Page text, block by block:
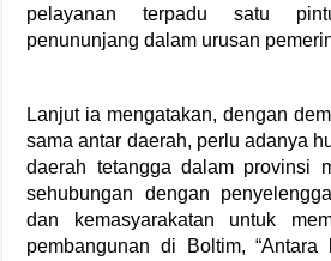
pelayanan terpadu satu
penununjang dalam urusan
Lanjut ia mengatakan, dengan
sama antar daerah, perlu adanya
daerah tetangga dalam provinsi
sehubungan dengan
dan kemasyarakatan untuk
pembangunan di Boltim,